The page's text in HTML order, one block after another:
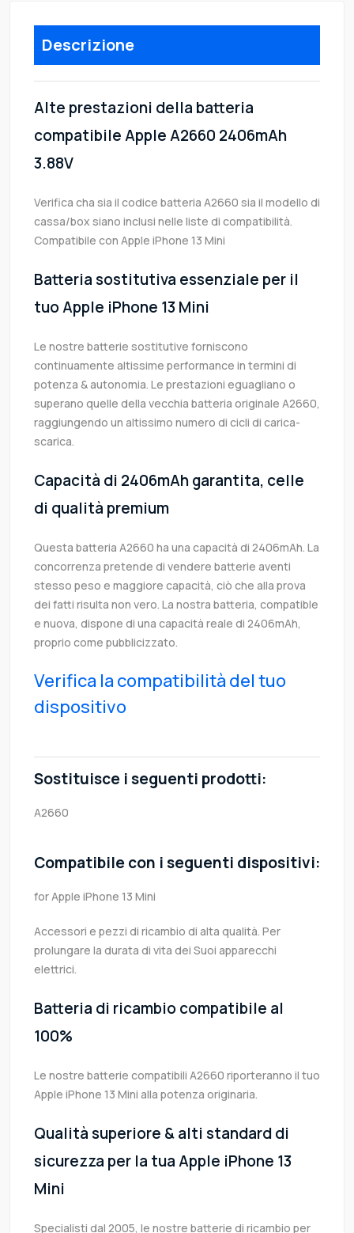
Descrizione
Alte prestazioni della batteria
compatibile Apple A2660 2406mAh
3.88V
Verifica cha sia il codice batteria A2660 sia il modello di
cassa/box siano inclusi nelle liste di compatibilità.
Compatibile con Apple iPhone 13 Mini
Batteria sostitutiva essenziale per il
tuo Apple iPhone 13 Mini
Le nostre batterie sostitutive forniscono
continuamente altissime performance in termini di
potenza & autonomia. Le prestazioni eguagliano o
superano quelle della vecchia batteria originale A2660,
raggiungendo un altissimo numero di cicli di carica-
scarica.
Capacità di 2406mAh garantita, celle
di qualità premium
Questa batteria A2660 ha una capacità di 2406mAh. La
concorrenza pretende di vendere batterie aventi
stesso peso e maggiore capacità, ciò che alla prova
dei fatti risulta non vero. La nostra batteria, compatible
e nuova, dispone di una capacità reale di 2406mAh,
proprio come pubblicizzato.
Verifica la compatibilità del tuo
dispositivo
Sostituisce i seguenti prodotti:
A2660
Compatibile con i seguenti dispositivi:
for Apple iPhone 13 Mini
Accessori e pezzi di ricambio di alta qualità. Per
prolungare la durata di vita dei Suoi apparecchi
elettrici.
Batteria di ricambio compatibile al
100%
Le nostre batterie compatibili A2660 riporteranno il tuo
Apple iPhone 13 Mini alla potenza originaria.
Qualità superiore & alti standard di
sicurezza per la tua Apple iPhone 13
Mini
Specialisti dal 2005, le nostre batterie di ricambio per